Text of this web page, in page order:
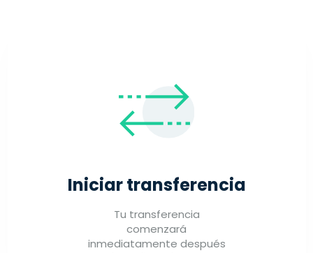
Iniciar transferencia
Tu transferencia
comenzará
inmediatamente después